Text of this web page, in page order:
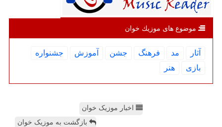
موضوع های موزیك خوان
آثار مد فرهنگ جشن آموزش
جشنواره
بازی
هنر
اخبار موزیک خوان
بازگشت به موزیک خوان